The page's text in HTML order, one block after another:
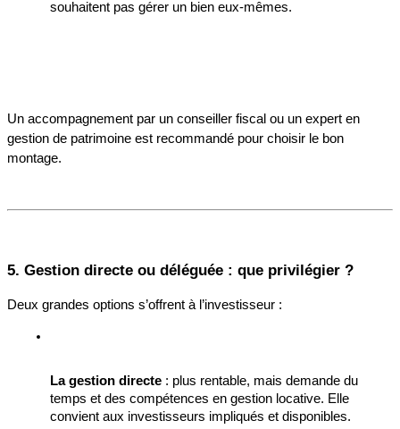
souhaitent pas gérer un bien eux-mêmes.
Un accompagnement par un conseiller fiscal ou un expert en
gestion de patrimoine est recommandé pour choisir le bon
montage.
5. Gestion directe ou déléguée : que privilégier ?
Deux grandes options s’offrent à l’investisseur :
La gestion directe : plus rentable, mais demande du
temps et des compétences en gestion locative. Elle
convient aux investisseurs impliqués et disponibles.